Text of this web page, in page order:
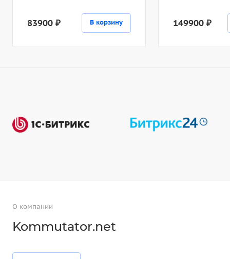
83900 ₽ В корзину 149900 ₽
О компании
Kommutator.net